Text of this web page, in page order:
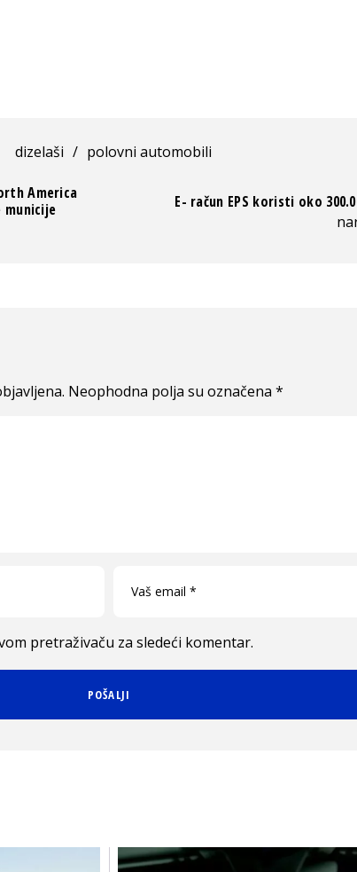
dizelaši / polovni automobili
America
municije
E- račun EPS koristi oko
Neophodna polja su označena *
pretraživaču za sledeći komentar.